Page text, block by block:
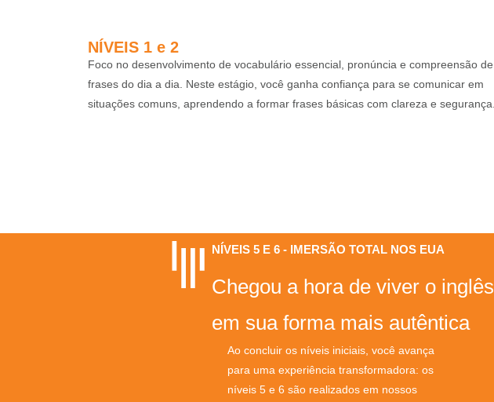
NÍVEIS 1 e 2
Foco no desenvolvimento de vocabulário essencial, pronúncia e compreensão de
frases do dia a dia. Neste estágio, você ganha confiança para se comunicar em
situações comuns, aprendendo a formar frases básicas com clareza e segurança.
NÍVEIS 5 E 6 - IMERSÃO TOTAL NOS EUA
Chegou a hora de viver o inglês
em sua forma mais autêntica
Ao concluir os níveis iniciais, você avança
para uma experiência transformadora: os
níveis 5 e 6 são realizados em nossos